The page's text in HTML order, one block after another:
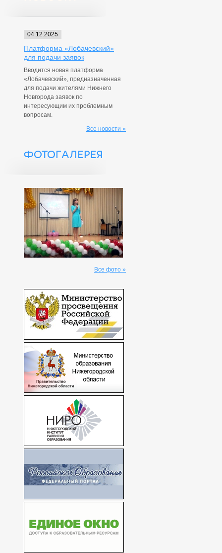
04.12.2025
Платформа «Лобачевский»
для подачи заявок
Вводится новая платформа
«Лобачевский», предназначенная
для подачи жителями Нижнего
Новгорода заявок по
интересующим их проблемным
вопросам.
Все новости »
ФОТОГАЛЕРЕЯ
Все фото »